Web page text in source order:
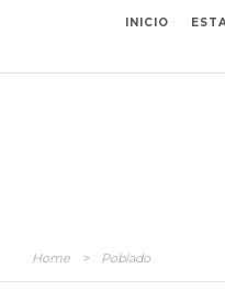
INICIO
Home > Poblado